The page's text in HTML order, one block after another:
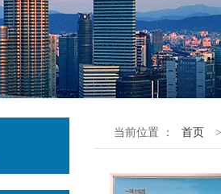
当前位置 ： 首页